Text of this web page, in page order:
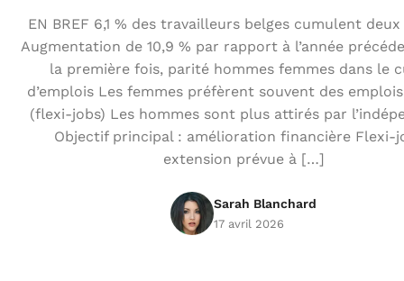
EN BREF 6,1 % des travailleurs belges cumulent
Augmentation de 10,9 % par rapport à l’année
la première fois, parité hommes femmes dans le
d’emplois Les femmes préfèrent souvent des
(flexi-jobs) Les hommes sont plus attirés par
Objectif principal : amélioration financière Flexi-
extension prévue à […]
Sarah Blanchard
17 avril 2026